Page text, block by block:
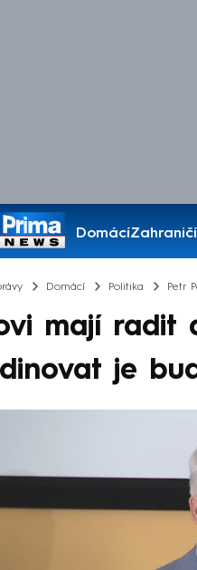
DomácíZahraničí
Pořady
Domácí Politika Petr
mají radit
je